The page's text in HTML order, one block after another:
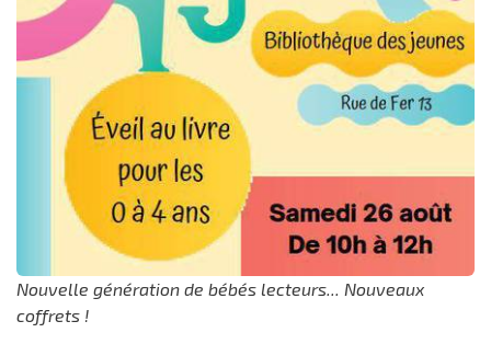
Nouvelle génération de bébés lecteurs... Nouveaux
coffrets !